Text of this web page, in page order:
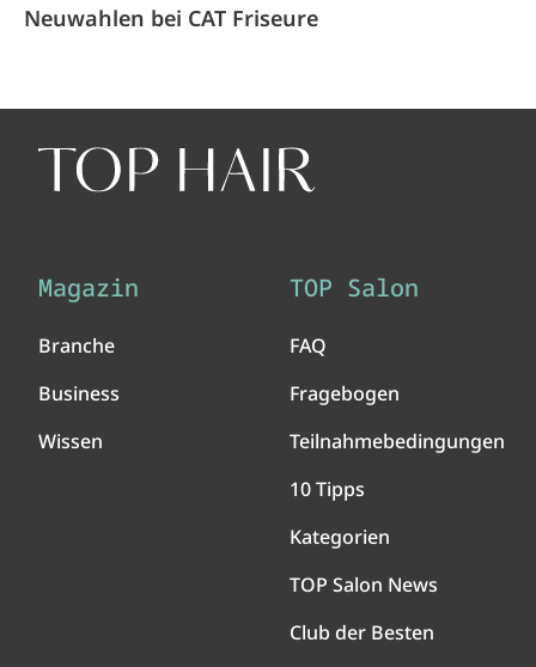
Neuwahlen bei CAT Friseure
Magazin
Branche
Business
Wissen
TOP Salon
FAQ
Fragebogen
Teilnahmebedingungen
10 Tipps
Kategorien
TOP Salon News
Club der Besten